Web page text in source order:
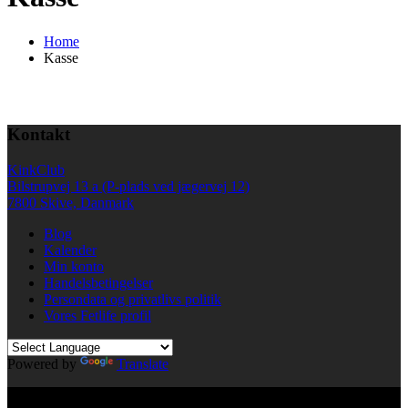
Home
Kasse
Kontakt
KinkClub
Bilstrupvej 13 a (P-plads ved jægervej 12)
7800 Skive, Danmark
Blog
Kalender
Min konto
Handelsbetingelser
Persondata og privatlivs politik
Vores Fetlife profil
Powered by
Translate